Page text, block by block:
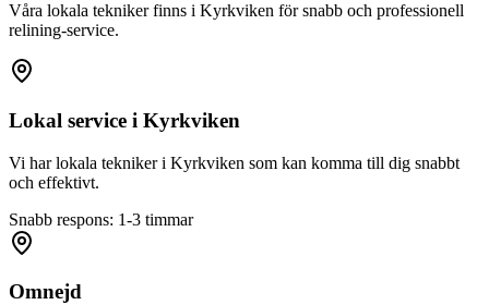
Våra lokala tekniker finns i Kyrkviken för snabb och professionell
relining-service.
Lokal service i Kyrkviken
Vi har lokala tekniker i Kyrkviken som kan komma till dig snabbt
och effektivt.
Snabb respons: 1-3 timmar
Omnejd